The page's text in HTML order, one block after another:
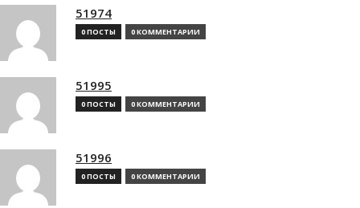
51974
0 ПОСТЫ 0 КОММЕНТАРИИ
51995
0 ПОСТЫ 0 КОММЕНТАРИИ
51996
0 ПОСТЫ 0 КОММЕНТАРИИ